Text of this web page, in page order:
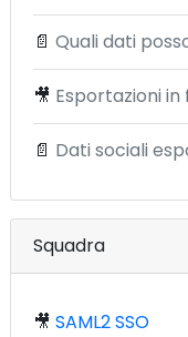
📄 Quali dati
🎥 Esportazioni
📄 Dati sociali
Squadra
🎥 SAML2 SSO